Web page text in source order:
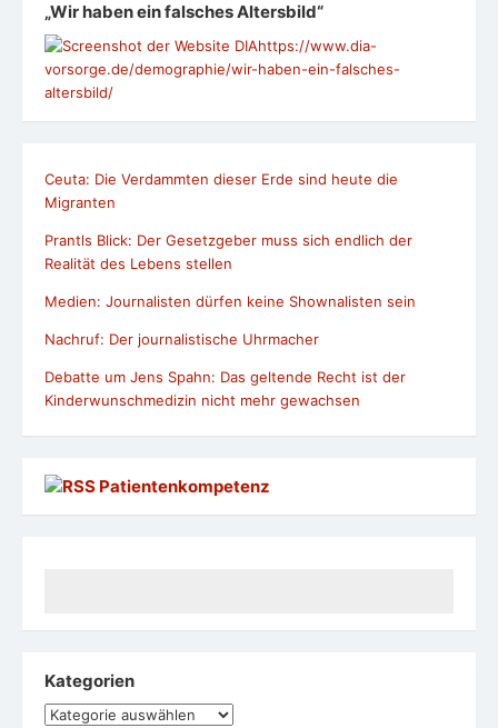
„Wir haben ein falsches Altersbild“
https://www.dia-
vorsorge.de/demographie/wir-haben-ein-falsches-
altersbild/
Ceuta: Die Verdammten dieser Erde sind heute die
Migranten
Prantls Blick: Der Gesetzgeber muss sich endlich der
Realität des Lebens stellen
Medien: Journalisten dürfen keine Shownalisten sein
Nachruf: Der journalistische Uhrmacher
Debatte um Jens Spahn: Das geltende Recht ist der
Kinderwunschmedizin nicht mehr gewachsen
Patientenkompetenz
Kategorien
Kategorien